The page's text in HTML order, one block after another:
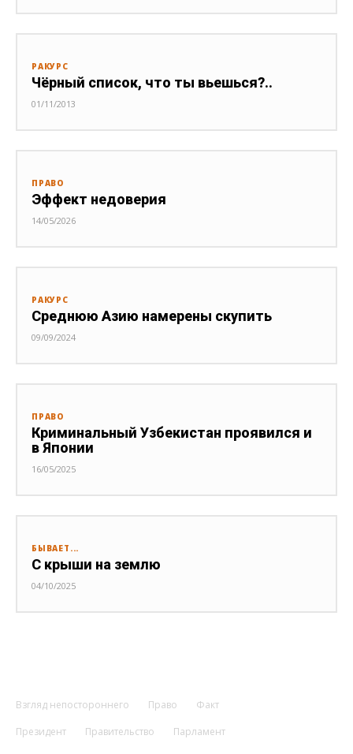
РАКУРС
Чёрный список, что ты вьешься?..
01/11/2013
ПРАВО
Эффект недоверия
14/05/2026
РАКУРС
Среднюю Азию намерены скупить
09/09/2024
ПРАВО
Криминальный Узбекистан проявился и
в Японии
16/05/2025
БЫВАЕТ...
С крыши на землю
04/10/2025
Взгляд непостороннего Право
Факт
Президент
Правительство Парламент